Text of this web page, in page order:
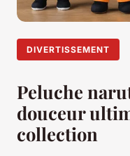
DIVERTISSEMENT
Peluche
douceur
collection